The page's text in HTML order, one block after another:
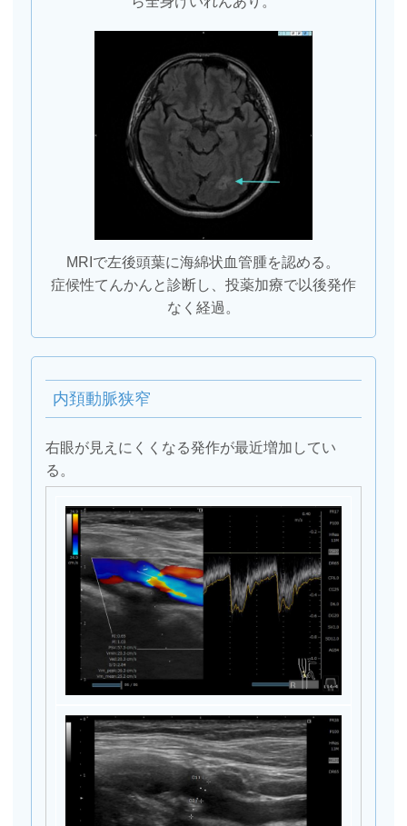
MRIで左後頭葉に海綿状血管腫を認める。
症候性てんかんと診断し、投薬加療で以後発作
なく経過。
内頚動脈狭窄
右眼が見えにくくなる発作が最近増加してい
る。